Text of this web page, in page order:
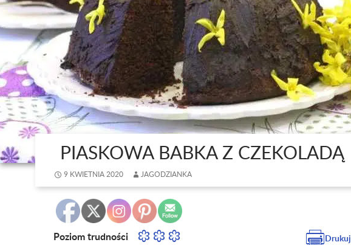
PIASKOWA BABKA Z CZEKOLADĄ
9 KWIETNIA 2020 JAGODZIANKA
Drukuj
Poziom trudności